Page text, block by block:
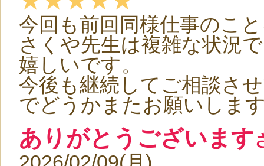
今回も前回同様仕事のこ
さくや先生は複雑な状況
嬉しいです。
今後も継続してご相談さ
でどうかまたお願いしま
ありがとうございます